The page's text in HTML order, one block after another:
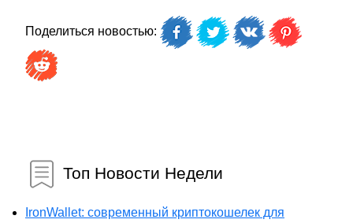
Поделиться новостью:
Топ Новости Недели
IronWallet: современный криптокошелек для